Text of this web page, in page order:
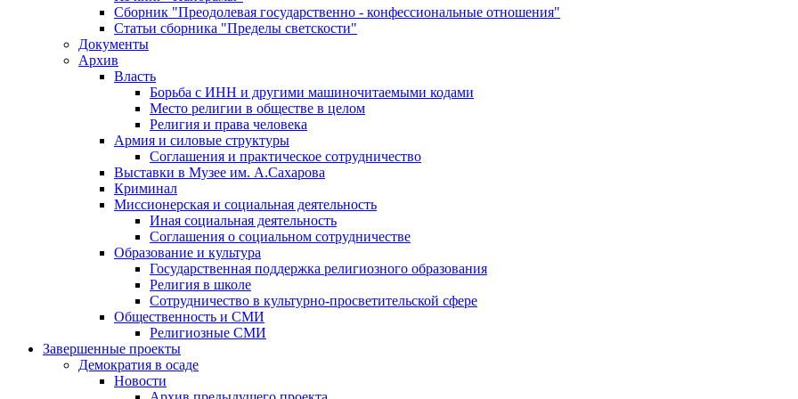
Сборник "Преодолевая государственно - конфессиональные отношения"
Статьи сборника "Пределы светскости"
Документы
Архив
Власть
Борьба с ИНН и другими машиночитаемыми кодами
Место религии в обществе в целом
Религия и права человека
Армия и силовые структуры
Соглашения и практическое сотрудничество
Выставки в Музее им. А.Сахарова
Криминал
Миссионерская и социальная деятельность
Иная социальная деятельность
Соглашения о социальном сотрудничестве
Образование и культура
Государственная поддержка религиозного образования
Религия в школе
Сотрудничество в культурно-просветительской сфере
Общественность и СМИ
Религиозные СМИ
Завершенные проекты
Демократия в осаде
Новости